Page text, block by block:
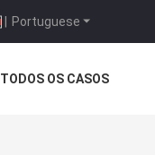
Portuguese
|
TODOS OS CASOS